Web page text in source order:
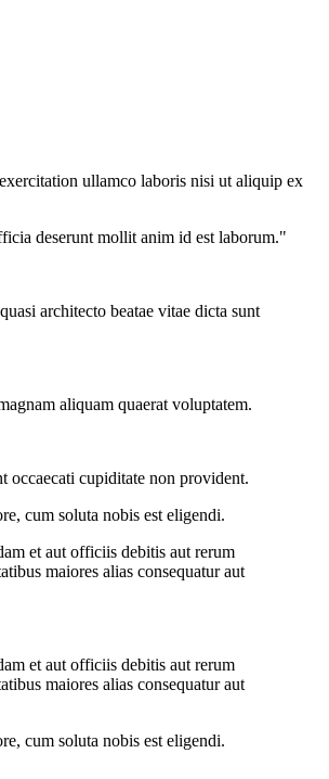
ullamco laboris nisi ut aliquip ex
deserunt mollit anim id est laborum."
architecto beatae vitae dicta sunt
aliquam quaerat voluptatem.
occaecati cupiditate non provident.
cum soluta nobis est eligendi.
et aut officiis debitis aut rerum
maiores alias consequatur aut
et aut officiis debitis aut rerum
maiores alias consequatur aut
cum soluta nobis est eligendi.